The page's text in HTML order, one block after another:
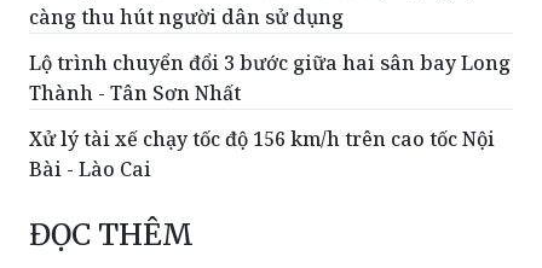
thiếu sót
Xe buýt TP Hồ Chí Minh đổi mới đồng bộ, ngày
càng thu hút người dân sử dụng
Lộ trình chuyển đổi 3 bước giữa hai sân bay Long
Thành - Tân Sơn Nhất
Xử lý tài xế chạy tốc độ 156 km/h trên cao tốc Nội
Bài - Lào Cai